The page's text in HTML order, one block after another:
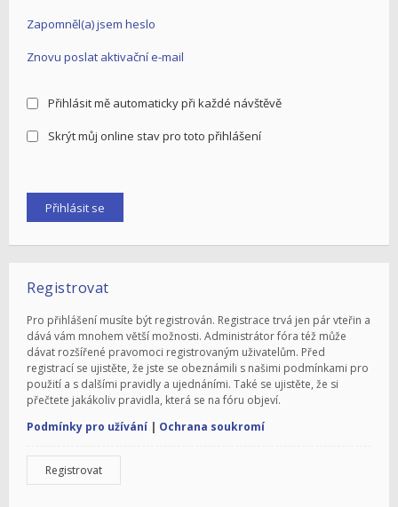
Zapomněl(a) jsem heslo
Znovu poslat aktivační e-mail
Přihlásit mě automaticky při každé návštěvě
Skrýt můj online stav pro toto přihlášení
Registrovat
Pro přihlášení musíte být registrován. Registrace trvá jen pár vteřin a
dává vám mnohem větší možnosti. Administrátor fóra též může
dávat rozšířené pravomoci registrovaným uživatelům. Před
registrací se ujistěte, že jste se obeznámili s našimi podmínkami pro
použití a s dalšími pravidly a ujednáními. Také se ujistěte, že si
přečtete jakákoliv pravidla, která se na fóru objeví.
Podmínky pro užívání | Ochrana soukromí
Registrovat